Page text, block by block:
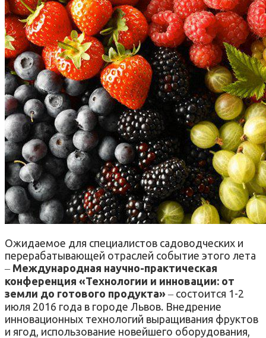
Ожидаемое для специалистов садоводческих и
перерабатывающей отраслей событие этого лета
‒ Международная научно-практическая
конференция «Технологии и инновации: от
земли до готового продукта» ‒ состоится 1-2
июля 2016 года в городе Львов. Внедрение
инновационных технологий выращивания фруктов
и ягод, использование новейшего оборудования,